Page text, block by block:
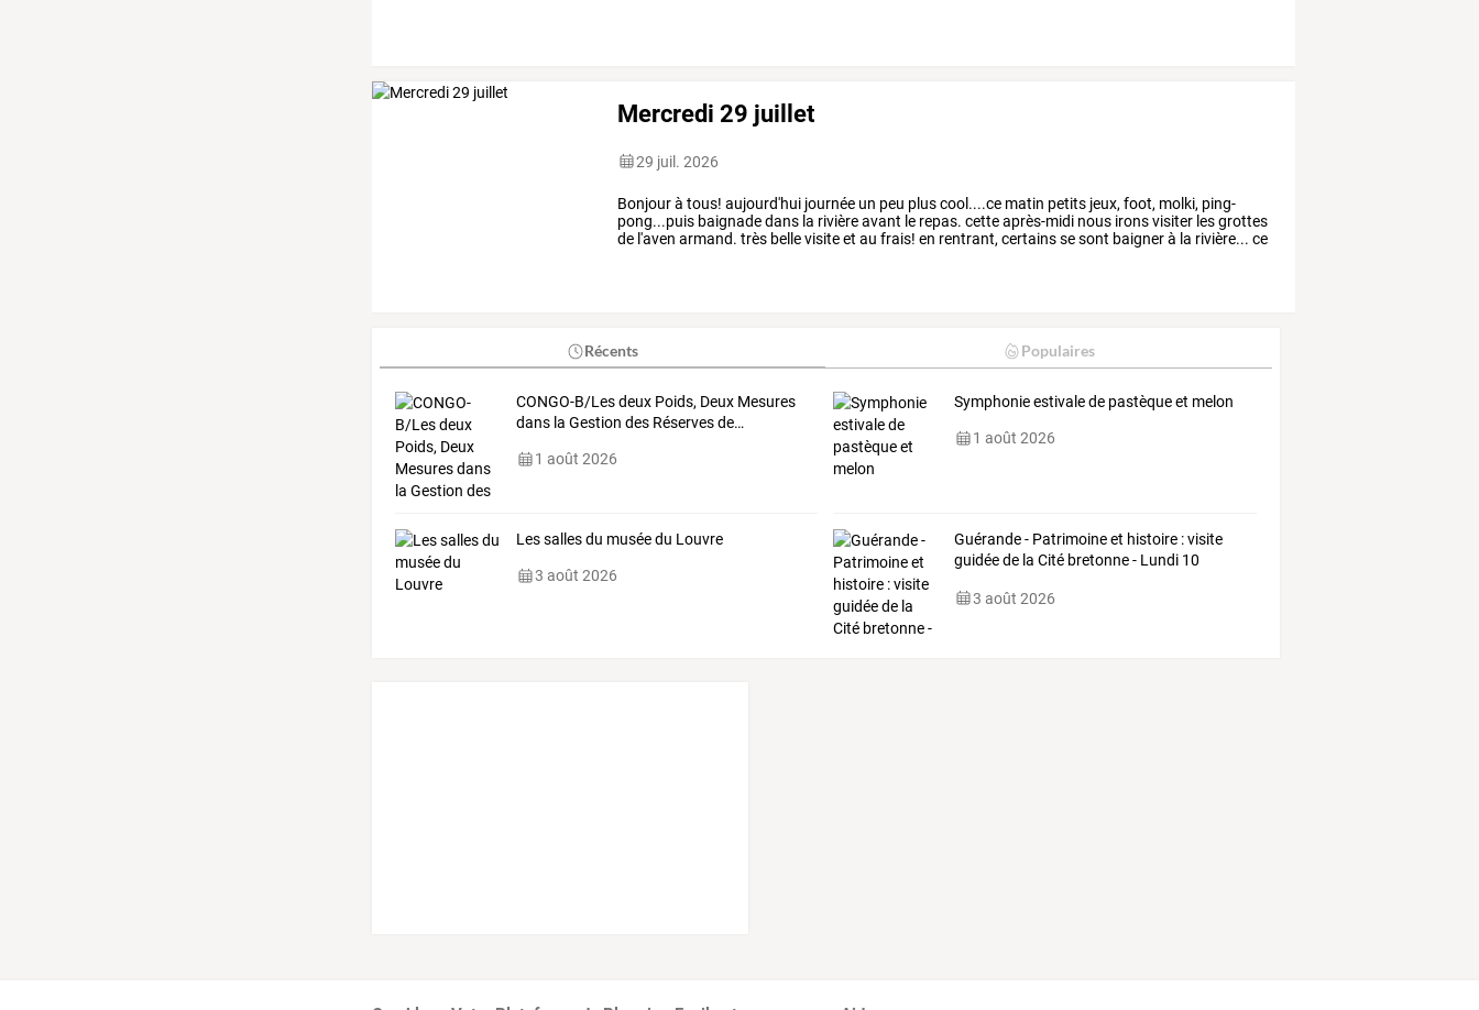
Mercredi 29 juillet
29 juil. 2026
Bonjourà tous! aujourd'hui journée un peu pluscool....ce matin petits jeux, foot, molki, ping-
pong...puis baignadedans la rivièreavant le repas. cetteaprès-midi nous ironsvisiter lesgrottes
de l'aven armand. très bellevisiteet au frais! en rentrant, certainssesont baignerà la rivière... ce
Récents Populaires
CONGO-B/LesdeuxPoids,DeuxMesures
dansla Gestion desRéservesde…
1 août 2026
Symphonie estivale de pastèque et melon
1 août 2026
Les salles du musée du Louvre
3 août 2026
Guérande- Patrimoineet histoire :visite
guidéede la Cité bretonne- Lundi 10
3 août 2026